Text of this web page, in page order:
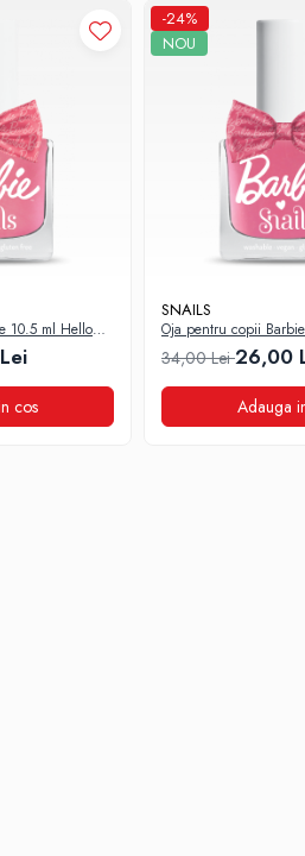
ml Hello
cos
-24%
NOU
SNAILS
Oja pentru copii
34,00 Lei26,00
Adauga